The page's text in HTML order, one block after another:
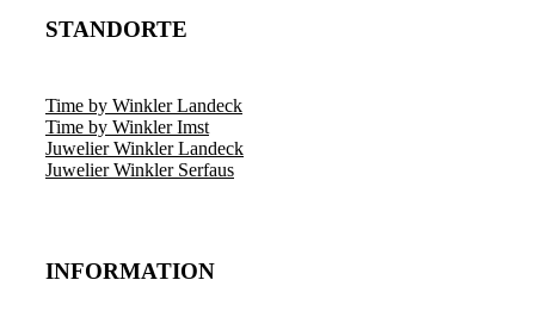
STANDORTE
Time by Winkler Landeck
Time by Winkler Imst
Juwelier Winkler Landeck
Juwelier Winkler Serfaus
INFORMATION